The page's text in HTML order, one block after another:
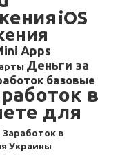
iOS
Apps
Деньги за
базовые
в
для
Заработок в
Украины